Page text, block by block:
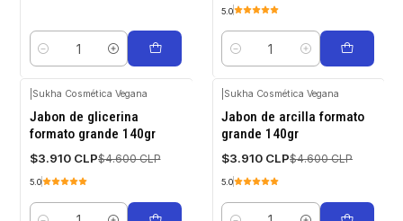
Quantity
5.0
Quantity
-15%
OFF
Sukha Cosmética Vegana
Jabon de glicerina
formato grande 140gr
$3.910 CLP$4.600 CLP
5.0
-15%
OFF
Sukha Cosmética Vegana
Jabon de arcilla formato
grande 140gr
$3.910 CLP$4.600 CLP
5.0